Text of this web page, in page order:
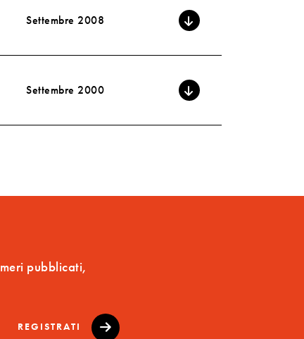
Settembre 2008
Settembre 2000
pubblicati,
REGISTRATI